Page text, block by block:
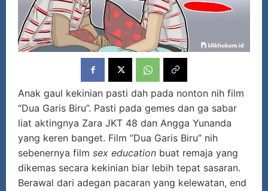
Anak gaul kekinian pasti dah pada nonton nih film
“Dua Garis Biru”. Pasti pada gemes dan ga sabar
liat aktingnya Zara JKT 48 dan Angga Yunanda
yang keren banget. Film “Dua Garis Biru” nih
sebenernya film sex education buat remaja yang
dikemas secara kekinian biar lebih tepat sasaran.
Berawal dari adegan pacaran yang kelewatan, end